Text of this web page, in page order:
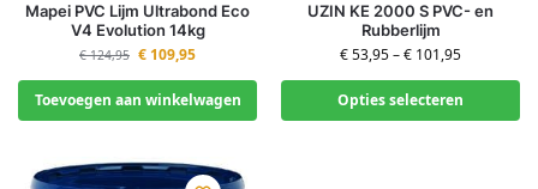
Mapei PVC Lijm Ultrabond Eco
V4 Evolution 14kg
€124,95 € 109,95
Toevoegen aan winkelwagen
UZIN KE 2000 S PVC- en
Rubberlijm
€53,95–€ 101,95
Opties selecteren